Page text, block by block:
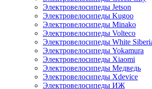
Электровелосипеды Jetson
Электровелосипеды Kugoo
Электровелосипеды Minako
Электровелосипеды Volteco
Электровелосипеды White
Электровелосипеды Yokamura
Электровелосипеды Xiaomi
Электровелосипеды Медведь
Электровелосипеды Xdevice
Электровелосипеды ИЖ